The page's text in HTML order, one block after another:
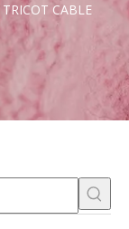
TRICOT CABLE